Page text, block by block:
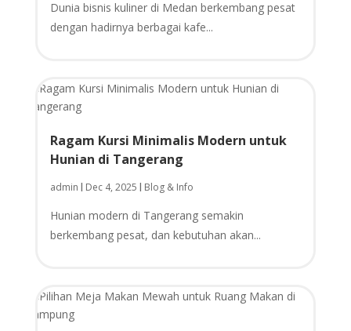
Dunia bisnis kuliner di Medan berkembang pesat
dengan hadirnya berbagai kafe...
Ragam Kursi Minimalis Modern untuk
Hunian di Tangerang
admin Dec 4, 2025 Blog & Info
Hunian modern di Tangerang semakin
berkembang pesat, dan kebutuhan akan...